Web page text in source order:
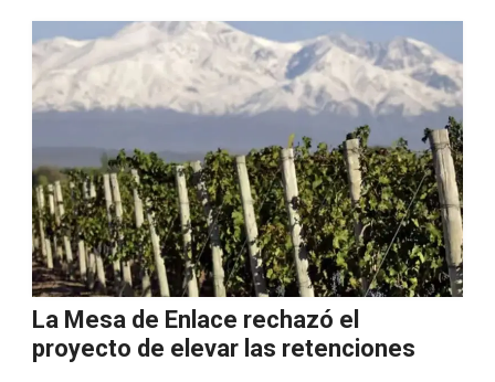
La Mesa de Enlace rechazó el
proyecto de elevar las retenciones